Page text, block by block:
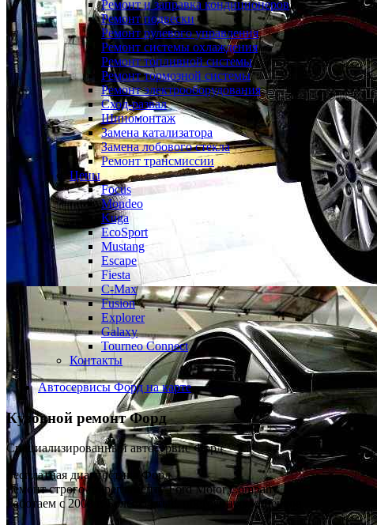
Ремонт и заправка кондиционеров
Ремонт подвески
Ремонт рулевого управления
Ремонт системы охлаждения
Ремонт топливной системы
Ремонт тормозной системы
Ремонт электрооборудования
Сход-развал
Шиномонтаж
Замена катализатора
Замена лобового стекла
Ремонт трансмиссии
Цены
Focus
Mondeo
Kuga
EcoSport
Mustang
Escape
Fiesta
C-Max
Fusion
Explorer
Galaxy
Tourneo Connect
Контакты
Автосервисы Форд на карте
Кузовной ремонтФорд
Специализированный автосервис Форд
Бесплатная диагностика Форд
Ремонт строго по регламенту Ford Motor Company
Работаем с 2008 г. Более 54 тыс. постоянных клиентов